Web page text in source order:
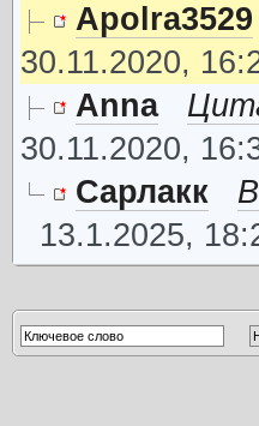
Apolra3529
30.11.2020,
Anna
30.11.2020,
Сарлакк
13.1.2025,